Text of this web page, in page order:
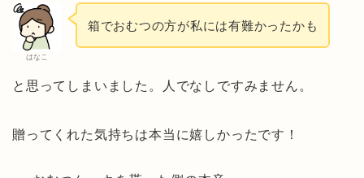
はなこ
箱でおむつの方が私には有難かったかも
と思ってしまいました。人でなしですみません。
贈ってくれた気持ちは本当に嬉しかったです！